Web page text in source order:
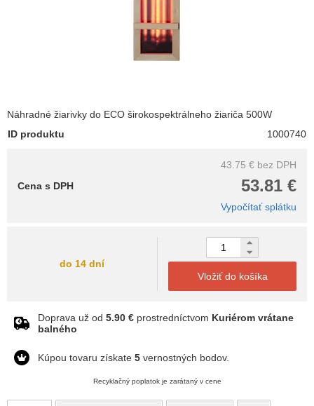
Náhradné žiarivky do ECO širokospektrálneho žiariča 500W
ID produktu
1000740
43.75 € bez DPH
53.81 €
Cena s DPH
Vypočítať splátku
do 14 dní
Vložiť do košíka
Doprava už od 5.90 € prostredníctvom Kuriérom vrátane
balného
Kúpou tovaru získate 5 vernostných bodov.
Recyklačný poplatok je zarátaný v cene